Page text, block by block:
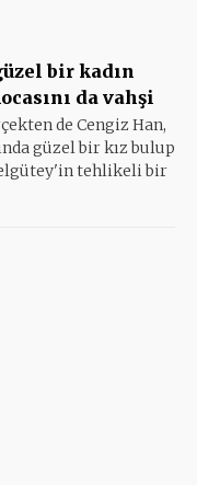
bir kadın
da vahşi
de Cengiz Han,
güzel bir kız bulup
tehlikeli bir